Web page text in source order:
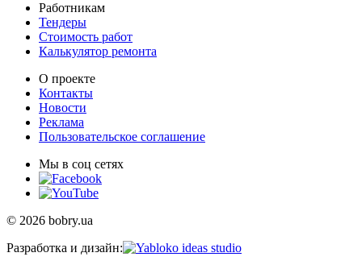
Работникам
Тендеры
Стоимость работ
Калькулятор ремонта
О проекте
Контакты
Новости
Реклама
Пользовательское соглашение
Мы в соц сетях
© 2026 bobry.ua
Разработка и дизайн: